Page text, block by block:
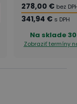
278,00 € bez
341,94 € s DPH
Na sklade
Zobraziť termíny